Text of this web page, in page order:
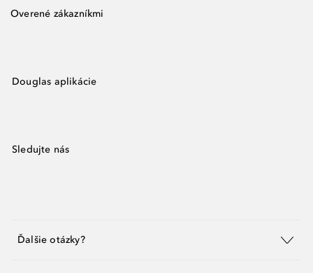
Overené zákazníkmi
Douglas aplikácie
Sledujte nás
Ďalšie otázky?